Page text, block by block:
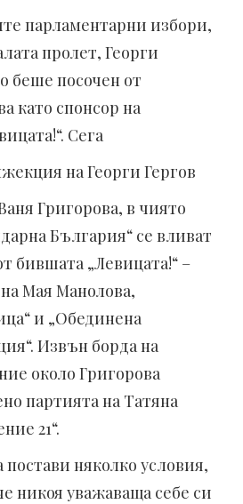
парламентарни избори,
пролет, Георги
беше посочен от
като спонсор на
Сега
на Георги Гергов
Григорова, в чиято
България“ се вливат
бившата „Левицата!“ –
Мая Манолова,
и „Обединена
Извън борда на
около Григорова
партията на Татяна
21“.
постави няколко условия,
никоя уважаваща себе си